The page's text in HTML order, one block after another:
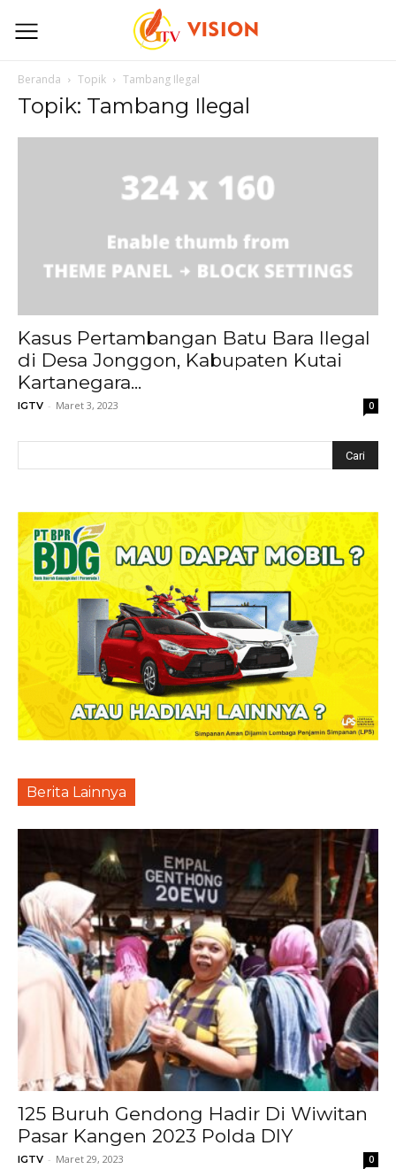
Beranda Topik Tambang Ilegal
Topik: Tambang Ilegal
Kasus Pertambangan Batu Bara Ilegal
di Desa Jonggon, Kabupaten Kutai
Kartanegara...
IGTV - Maret 3, 2023 0
Berita Lainnya
125 Buruh Gendong Hadir Di Wiwitan
Pasar Kangen 2023 Polda DIY
IGTV - Maret 29, 2023 0